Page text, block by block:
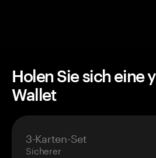
Holen Sie sich eine
Wallet
3-Karten-Set
Sicherer